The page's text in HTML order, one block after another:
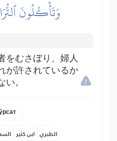
وَتَأۡكُلُونَ
をむさぼり、婦人
が許されているか
い。
ابن كثير الطبري